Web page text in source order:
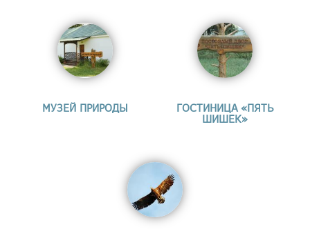
МУЗЕЙ ПРИРОДЫ
ГОСТИНИЦА «ПЯТЬ
ШИШЕК»